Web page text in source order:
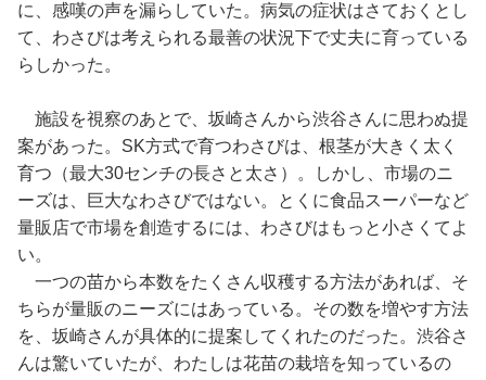
に、感嘆の声を漏らしていた。病気の症状はさておくとし
て、わさびは考えられる最善の状況下で丈夫に育っている
らしかった。
施設を視察のあとで、坂崎さんから渋谷さんに思わぬ提
案があった。SK方式で育つわさびは、根茎が大きく太く
育つ（最大30センチの長さと太さ）。しかし、市場のニ
ーズは、巨大なわさびではない。とくに食品スーパーなど
量販店で市場を創造するには、わさびはもっと小さくてよ
い。
一つの苗から本数をたくさん収穫する方法があれば、そ
ちらが量販のニーズにはあっている。その数を増やす方法
を、坂崎さんが具体的に提案してくれたのだった。渋谷さ
んは驚いていたが、わたしは花苗の栽培を知っているの